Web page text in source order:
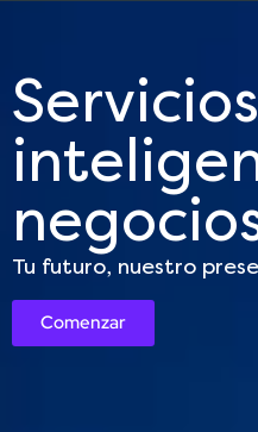
Tu futuro, nuestro
Comenzar